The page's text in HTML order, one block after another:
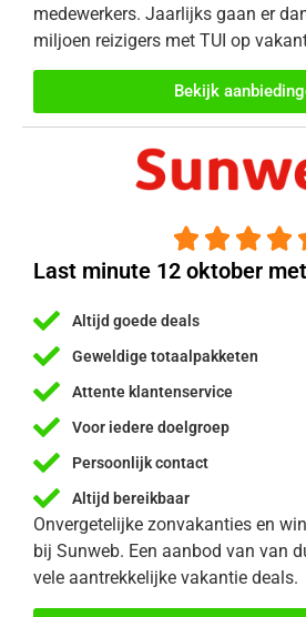
medewerkers. Jaarlijks gaan er
miljoen reizigers met TUI op
Bekijk
   
Last minute 12 oktober
Altijd goede deals
Geweldige totaalpakketen
Attente klantenservice
Voor iedere doelgroep
Persoonlijk contact
Altijd bereikbaar
Onvergetelijke zonvakanties en
bij Sunweb. Een aanbod van van
vele aantrekkelijke vakantie deals.